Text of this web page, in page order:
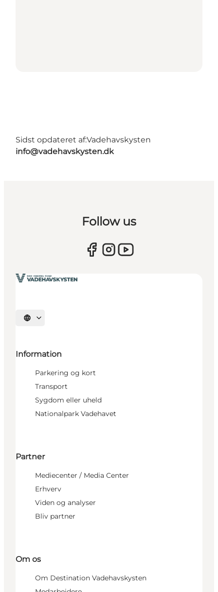
Sidst opdateret af:Vadehavskysten
info@vadehavskysten.dk
Follow us
Vælg sprog
Information
Parkering og kort
Transport
Sygdom eller uheld
Nationalpark Vadehavet
Partner
Mediecenter / Media Center
Erhverv
Viden og analyser
Bliv partner
Om os
Om Destination Vadehavskysten